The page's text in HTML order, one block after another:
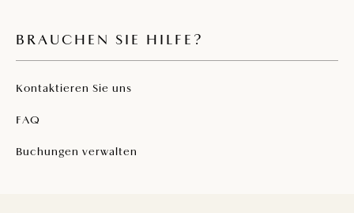
BRAUCHEN SIE HILFE?
Kontaktieren Sie uns
FAQ
Buchungen verwalten